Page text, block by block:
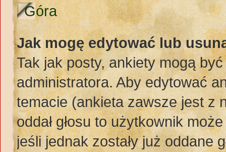
Góra
Jak mogę edytować lub
Tak jak posty, ankiety mogą
administratora. Aby edytować
temacie (ankieta zawsze jest z
oddał głosu to użytkownik
jeśli jednak zostały już oddane